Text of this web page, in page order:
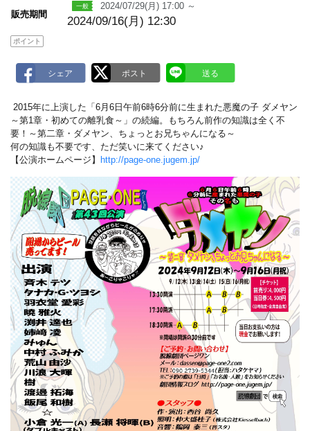
販売期間
2024/07/29(月) 17:00 ～
2024/09/16(月) 12:30
ポイント
2015年に上演した「6月6日午前6時6分前に生まれた悪魔の子 ダメヤン
～第1章・初めての離乳食～」の続編。もちろん前作の知識は全く不
要！～第二章・ダメヤン、ちょっとお兄ちゃんになる～
何の知識も不要です、ただ笑いに来てください♪
【公演ホームページ】 http://page-one.jugem.jp/